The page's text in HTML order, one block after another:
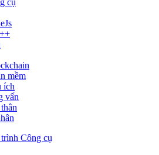
cụ
mềm
ích
vấn
Công cụ